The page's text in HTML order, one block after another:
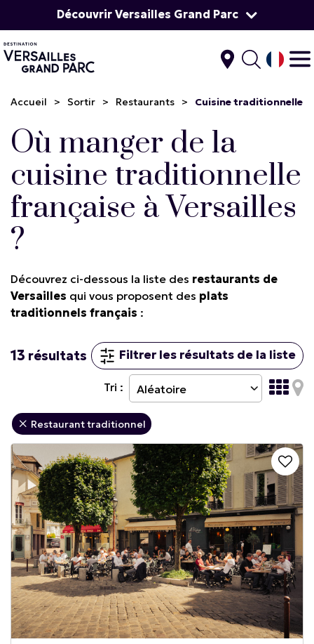
Découvrir Versailles Grand Parc
Accueil > Sortir > Restaurants > Cuisine traditionnelle
Où manger de la
cuisine traditionnelle
française à Versailles
?
Découvrez ci-dessous la liste des restaurants de
Versailles qui vous proposent des plats
traditionnels français :
13 résultats
Restaurant traditionnel
Filtrer les résultats de la liste
Tri :